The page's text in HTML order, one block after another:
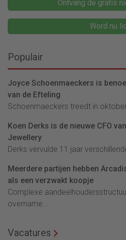
Ontvang de gratis
Word nu
Populair
Joyce Schoenmaeckers is
van de Efteling
Schoenmaeckers treedt in
Koen Derks is de nieuwe CFO
Jewellery
Derks vervulde 11 jaar
Meerdere partijen hebben
als een verzwakt koopje
Complexe
overname...
Vacatures